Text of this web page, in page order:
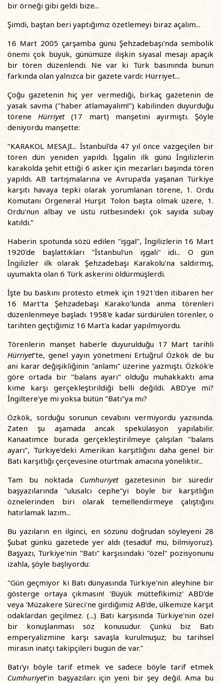
bir örneği gibi geldi bize...
Şimdi, baştan beri yaptığımız özetlemeyi biraz açalım...
16 Mart 2005 çarşamba günü Şehzadebaşı'nda sembolik
önemi çok büyük, günümüze ilişkin siyasal mesajı apaçık
bir tören düzenlendi. Ne var ki Türk basınında bunun
farkında olan yalnızca bir gazete vardı: Hürriyet...
Çoğu gazetenin hiç yer vermediği, birkaç gazetenin de
yasak savma ("haber atlamayalım!") kabilinden duyurduğu
töreneHürriyet(17 mart) manşetini ayırmıştı. Şöyle
deniyordu manşette:
"KARAKOL MESAJI... İstanbul'da 47 yıl önce vazgeçilen bir
tören dün yeniden yapıldı. İşgalin ilk günü İngilizlerin
karakolda şehit ettiği 6 asker için mezarları başında tören
yapıldı. AB tartışmalarına ve Avrupa'da yaşanan Türkiye
karşıtı havaya tepki olarak yorumlanan törene, 1. Ordu
Komutanı Orgeneral Hurşit Tolon başta olmak üzere, 1.
Ordu'nun albay ve üstü rütbesindeki çok sayıda subay
katıldı."
Haberin spotunda sözü edilen "işgal", İngilizlerin 16 Mart
1920'de başlattıkları "İstanbul'un işgali" idi... O gün
İngilizler ilk olarak Şehzadebaşı Karakolu'na saldırmış,
uyumakta olan 6 Türk askerini öldürmüşlerdi.
İşte bu baskını protesto etmek için 1921'den itibaren her
16 Mart'ta Şehzadebaşı Karako'lunda anma törenleri
düzenlenmeye başladı. 1958'e kadar sürdürülen törenler, o
tarihten geçtiğimiz 16 Mart'a kadar yapılmıyordu.
Törenlerin manşet haberle duyurulduğu 17 Mart tarihli
Hürriyet'te, genel yayın yönetmeni Ertuğrul Özkök de bu
ani karar değişikliğinin "anlamı" üzerine yazmıştı. Özkök'e
göre ortada bir "balans ayarı" olduğu muhakkaktı ama
kime karşı gerçekleştirildiği belli değildi. ABD'ye mi?
İngiltere'ye mi yoksa bütün "Batı"ya mı?
Özkök, sorduğu sorunun cevabını vermiyordu yazısında.
Zaten şu aşamada ancak spekülasyon yapılabilir.
Kanaatimce burada gerçekleştirilmeye çalışılan "balans
ayarı", Türkiye'deki Amerikan karşıtlığını daha genel bir
Batı karşıtlığı çerçevesine oturtmak amacına yöneliktir...
Tam bu noktada Cumhuriyetgazetesinin bir süredir
başyazılarında "ulusalcı cephe"yi böyle bir karşıtlığın
öznelerinden biri olarak temellendirmeye çalıştığını
hatırlamak lazım...
Bu yazıların en ilginci, en sözünü doğrudan söyleyeni 28
Şubat günkü gazetede yer aldı (tesadüf mü, bilmiyoruz).
Başyazı, Türkiye'nin "Batı" karşısındaki "özel" pozisyonunu
izahla, şöyle başlıyordu:
"Gün geçmiyor ki Batı dünyasında Türkiye'nin aleyhine bir
gösterge ortaya çıkmasın! 'Büyük müttefikimiz' ABD'de
veya 'Müzakere Süreci'ne girdiğimiz AB'de, ülkemize karşıt
odaklardan geçilmez. (...) Batı karşısında Türkiye'nin özel
bir konuşlanması söz konusudur. Çünkü biz Batı
emperyalizmine karşı savaşla kurulmuşuz; bu tarihsel
mirasın inatçı takipçileri bugün de var."
Batı'yı böyle tarif etmek ve sadece böyle tarif etmek
Cumhuriyet'in başyazıları için yeni bir şey değil. Ama bu